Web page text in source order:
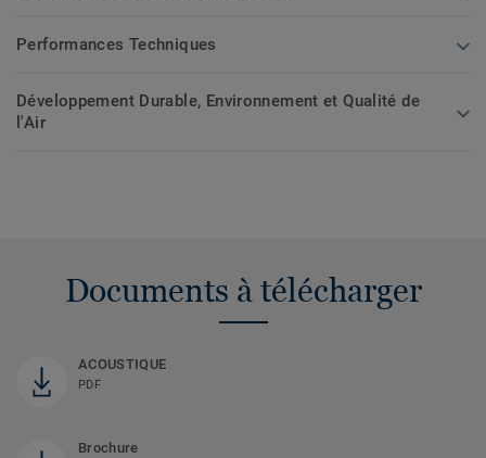
Performances Techniques
Développement Durable, Environnement et Qualité de
l'Air
Documents à télécharger
ACOUSTIQUE
PDF
Brochure